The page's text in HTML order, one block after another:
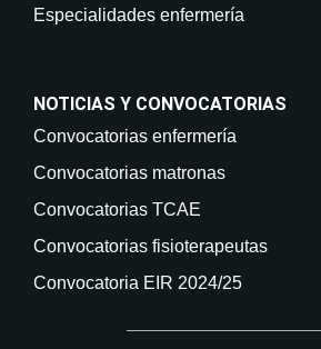
Especialidades enfermería
NOTICIAS Y CONVOCATORIAS
Convocatorias enfermería
Convocatorias matronas
Convocatorias TCAE
Convocatorias fisioterapeutas
Convocatoria EIR 2024/25